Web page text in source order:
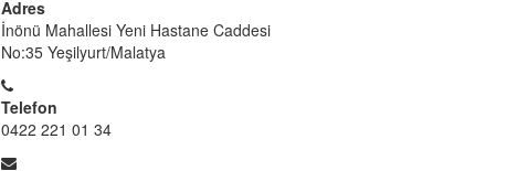
Adres
İnönü Mahallesi Yeni Hastane Caddesi
No:35 Yeşilyurt/Malatya
Telefon
0422 221 01 34